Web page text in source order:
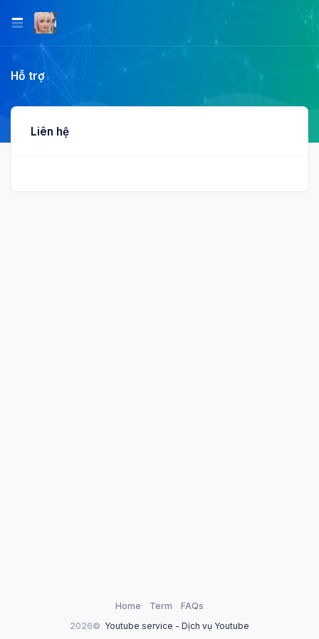
Hỗ trợ
Liên hệ
2026© Youtube service - Dịch vụ Youtube
Home Term FAQs